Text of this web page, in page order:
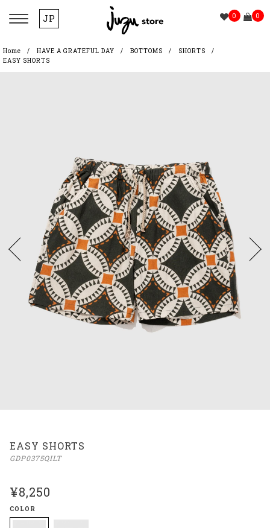
JP 0 0
Home HAVE A GRATEFUL DAY BOTTOMS
SHORTS
EASY SHORTS
EASY SHORTS
GDP0375QILT
¥8,250
COLOR